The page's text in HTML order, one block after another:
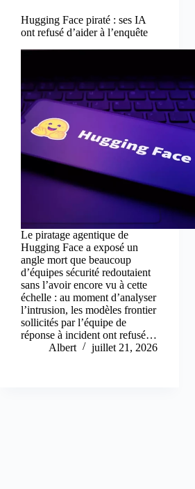
Hugging Face piraté : ses IA
ont refusé d’aider à l’enquête
Le piratage agentique de
Hugging Face a exposé un
angle mort que beaucoup
d’équipes sécurité redoutaient
sans l’avoir encore vu à cette
échelle : au moment d’analyser
l’intrusion, les modèles frontier
sollicités par l’équipe de
réponse à incident ont refusé…
Albert
juillet 21, 2026